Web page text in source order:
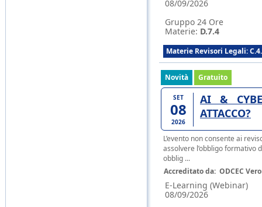
08/09/2026
Gruppo 24 Ore
Materie: D.7.4
Materie Revisori Legali:
Novità Gratuito
SET
08
2026
AI &
ATTACCO?
L’evento non consente ai
assolvere l’obbligo formativo
obblig ...
Accreditato da: ODCEC
E-Learning (Webinar)
08/09/2026